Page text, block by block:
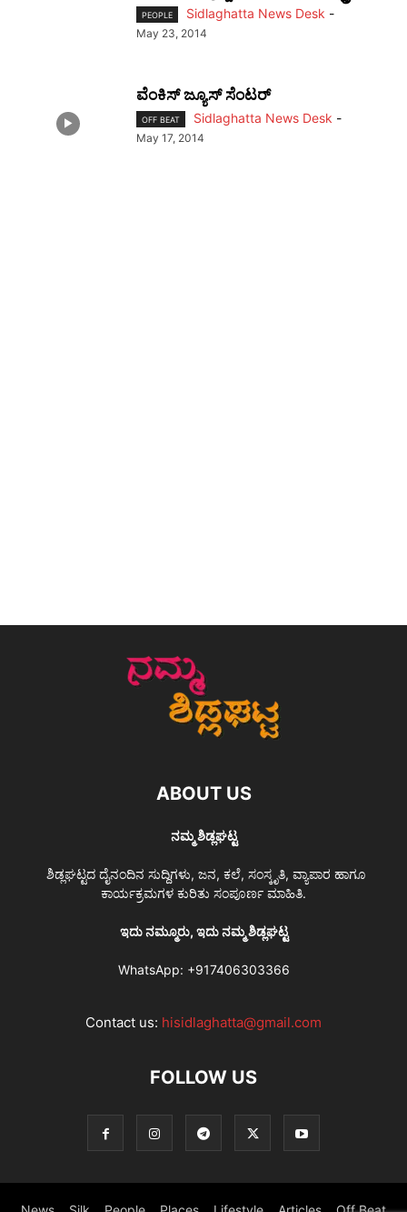
PEOPLE Sidlaghatta News Desk -
May 23, 2014
ವೆಂಕಿಸ್ ಜ್ಯೂಸ್ ಸೆಂಟರ್
OFF BEAT Sidlaghatta News Desk -
May 17, 2014
ABOUT US
ನಮ್ಮ ಶಿಡ್ಲಘಟ್ಟ
ಶಿಡ್ಲಘಟ್ಟದ ದೈನಂದಿನ ಸುದ್ದಿಗಳು, ಜನ, ಕಲೆ, ಸಂಸ್ಕೃತಿ, ವ್ಯಾಪಾರ ಹಾಗೂ
ಕಾರ್ಯಕ್ರಮಗಳ ಕುರಿತು ಸಂಪೂರ್ಣ ಮಾಹಿತಿ.
ಇದು ನಮ್ಮೂರು, ಇದು ನಮ್ಮ ಶಿಡ್ಲಘಟ್ಟ
WhatsApp: +917406303366
Contact us: hisidlaghatta@gmail.com
FOLLOW US